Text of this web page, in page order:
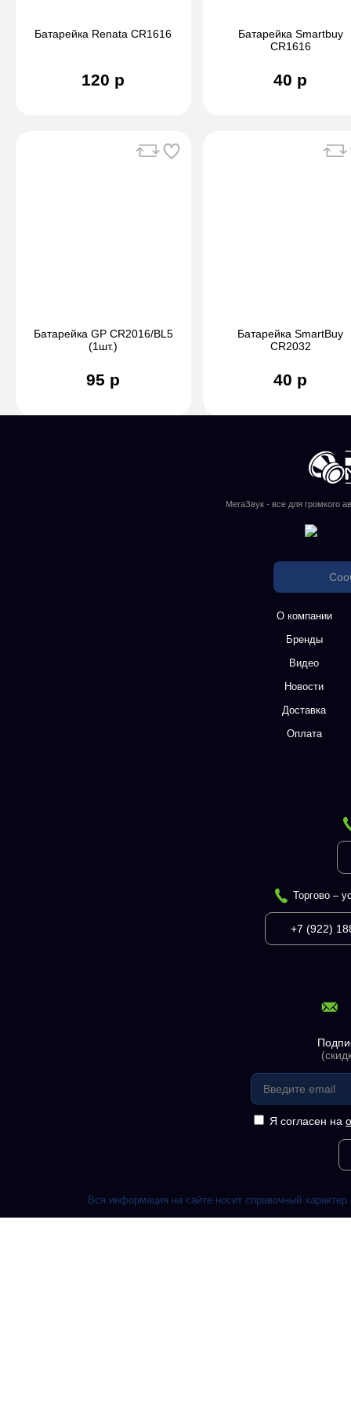
Батарейка Renata CR1616
120 р
Батарейка Smartbuy
CR1616
40 р
Батарейка GP CR2016/BL5
(1шт.)
95 р
Батарейка SmartBuy
CR2032
40 р
МегаЗвук - все для громкого
О компании
Бренды
Видео
Новости
Доставка
Оплата
Торгово –
+7 (922)
Я согласен на
Вся информация на сайте носит справочный